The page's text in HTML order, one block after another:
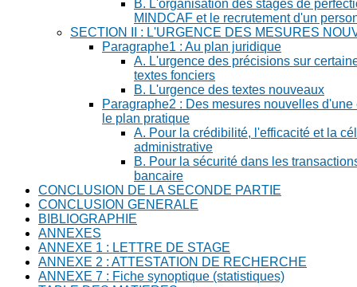
B. L'organisation des stages de
MINDCAF et le recrutement d'un
SECTION II : L'URGENCE DES MESURES
Paragraphe1 : Au plan juridique
A. L'urgence des précisions sur
textes fonciers
B. L'urgence des textes nouveaux
Paragraphe2 : Des mesures nouvelles
le plan pratique
A. Pour la crédibilité, l'efficacité et la
administrative
B. Pour la sécurité dans les
bancaire
CONCLUSION DE LA SECONDE PARTIE
CONCLUSION GENERALE
BIBLIOGRAPHIE
ANNEXES
ANNEXE 1 : LETTRE DE STAGE
ANNEXE 2 : ATTESTATION DE RECHERCHE
ANNEXE 7 : Fiche synoptique (statistiques)